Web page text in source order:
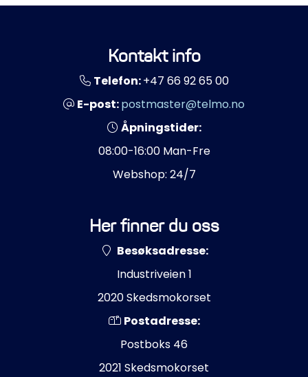
Kontakt info
Telefon:+47 66 92 65 00
E-post:postmaster@telmo.no
Åpningstider:
08:00-16:00 Man-Fre
Webshop: 24/7
Her finner du oss
Besøksadresse:
Industriveien 1
2020 Skedsmokorset
Postadresse:
Postboks 46
2021 Skedsmokorset